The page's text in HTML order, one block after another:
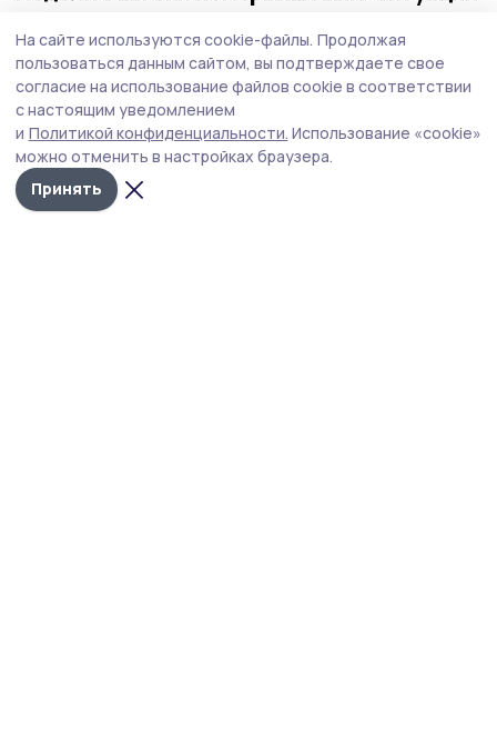
приоритеты образования
Губернатор держит на контроле ситуацию с бензином,
требует навести порядок с мусором в Тамбове.
На сайте используются cookie-файлы. Продолжая
пользоваться данным сайтом, вы подтверждаете свое
согласие на использование файлов cookie в соответствии
с настоящим уведомлением
и Политикой конфиденциальности. Использование «cookie»
можно отменить в настройках браузера.
Принять